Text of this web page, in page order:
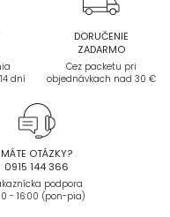
dní
DORUČENIE
ZADARMO
Cez packetu pri
objednávkach nad 30 €
MÁTE OTÁZKY?
0915 144 366
podpora
- 16:00 (pon-pia)